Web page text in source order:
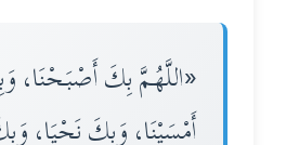
«اللَّهُـمَّ بِكَ أَصْبَـحْنَا،
أَمْسَيْنَا، وَبِكَ نَحْيَا،